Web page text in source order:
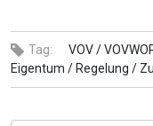
Tag: VOV /
Eigentum / Regelung /